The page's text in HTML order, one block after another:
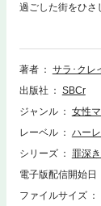
過ごした街をひさ
むき出しにした
相手サイモンを
づくなと警告して
打ちのめされる。
著者 サラ･クレ
出版社
SBCr
ジャンル
女性
レーベル
ハー
シリーズ
罪深
電子版配信開始日
ファイルサイズ